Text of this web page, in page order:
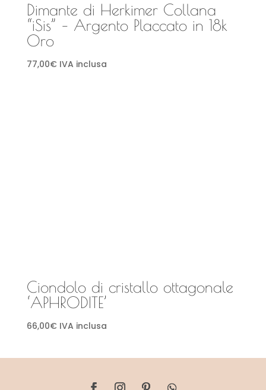
Dimante di Herkimer Collana
“iSis” – Argento Placcato in 18k
Oro
77,00€ IVA inclusa
Ciondolo di cristallo ottagonale
‘APHRODITE’
66,00€ IVA inclusa